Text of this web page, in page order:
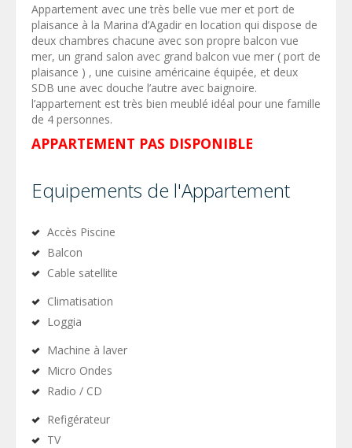
Appartement avec une très belle vue mer et port de
plaisance à la Marina d’Agadir en location qui dispose de
deux chambres chacune avec son propre balcon vue
mer, un grand salon avec grand balcon vue mer ( port de
plaisance ) , une cuisine américaine équipée, et deux
SDB une avec douche l’autre avec baignoire.
l’appartement est très bien meublé idéal pour une famille
de 4 personnes.
APPARTEMENT PAS DISPONIBLE
Equipements de l'Appartement
Accès Piscine
Balcon
Cable satellite
Climatisation
Loggia
Machine à laver
Micro Ondes
Radio / CD
Refigérateur
TV